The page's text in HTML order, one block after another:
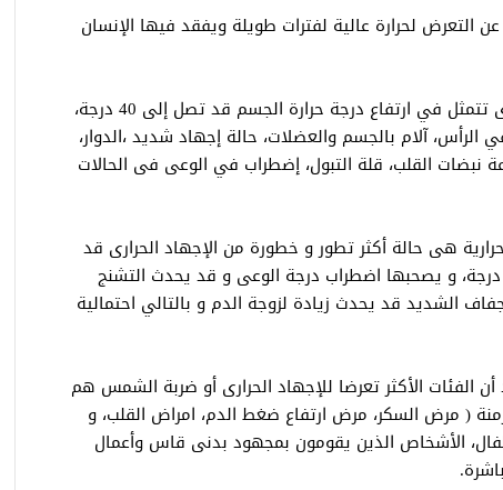
التعرض لحرارة عالية لفترات طويلة ويفقد فيها الإنسان
قالت أن أعراض الإجهاد الحرارى تتمثل في ارتفاع درجة حرارة الجسم قد تصل إلى 40 درجة،
الرأس، آلام بالجسم والعضلات، حالة إجهاد شديد ،الدوار،
نبضات القلب، قلة التبول، إضطراب في الوعى فى الحالات
هى حالة أكثر تطور و خطورة من الإجهاد الحرارى قد
تزيد درجة حرارة الجسم عن ٤٠ درجة، و يصحبها اضطراب درجة الوعى و قد يحدث التشنج
الشديد قد يحدث زيادة لزوجة الدم و بالتالي احتمالية
الفئات الأكثر تعرضا للإجهاد الحرارى أو ضربة الشمس هم
( مرض السكر، مرض ارتفاع ضغط الدم، امراض القلب، و
الأشخاص الذين يقومون بمجهود بدنى قاس وأعمال